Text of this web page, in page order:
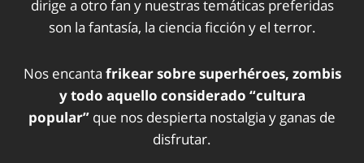
dirige a otro fan y nuestras temáticas preferidas
son la fantasía, la ciencia ficción y el terror.
Nos encanta frikear sobre superhéroes, zombis
y todo aquello considerado “cultura
popular” que nos despierta nostalgia y ganas de
disfrutar.